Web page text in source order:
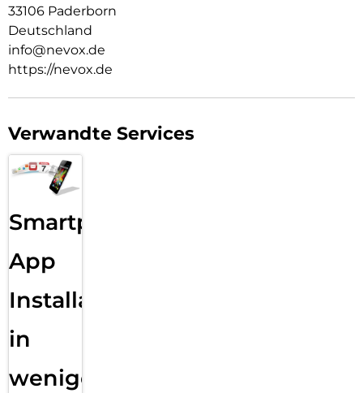
33106 Paderborn
Deutschland
info@nevox.de
https://nevox.de
Verwandte Services
Smartphone
App
Installation
in
wenigen